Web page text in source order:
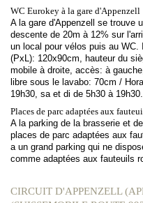
WC Eurokey à la gare d'Appenzell
A la gare d'Appenzell se trouve
descente de 20m à 12% sur
un local pour vélos puis au
(PxL): 120x90cm, hauteur du
mobile à droite, accès: à
libre sous le lavabo: 70cm /
19h30, sa et di de 5h30 à 19h30.
Places de parc adaptées aux
A la parking de la brasserie et
places de parc adaptées aux
a un grand parking qui ne
comme adaptées aux fauteuils
CIRCUIT D'APPENZELL